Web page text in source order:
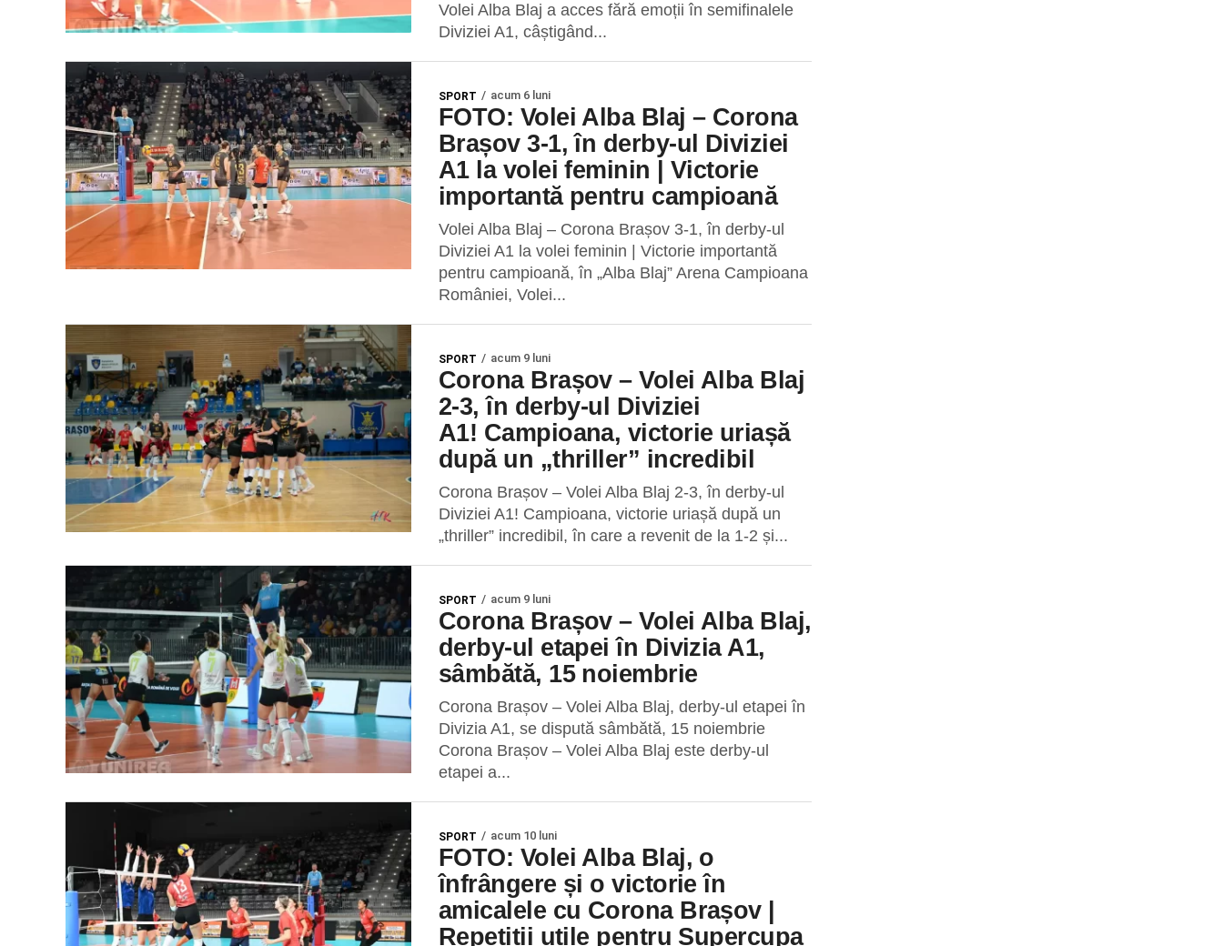
Volei Alba Blaj a acces fără emoții în semifinalele
Diviziei A1, câștigând...
SPORT acum 6 luni
FOTO: Volei Alba Blaj – Corona
Brașov 3-1, în derby-ul Diviziei
A1 la volei feminin | Victorie
importantă pentru campioană
Volei Alba Blaj – Corona Brașov 3-1, în derby-ul
Diviziei A1 la volei feminin | Victorie importantă
pentru campioană, în „Alba Blaj” Arena Campioana
României, Volei...
SPORT acum 9 luni
Corona Brașov – Volei Alba Blaj
2-3, în derby-ul Diviziei
A1! Campioana, victorie uriașă
după un „thriller” incredibil
Corona Brașov – Volei Alba Blaj 2-3, în derby-ul
Diviziei A1! Campioana, victorie uriașă după un
„thriller” incredibil, în care a revenit de la 1-2 și...
SPORT acum 9 luni
Corona Brașov – Volei Alba Blaj,
derby-ul etapei în Divizia A1,
sâmbătă, 15 noiembrie
Corona Brașov – Volei Alba Blaj, derby-ul etapei în
Divizia A1, se dispută sâmbătă, 15 noiembrie
Corona Brașov – Volei Alba Blaj este derby-ul
etapei a...
SPORT acum 10 luni
FOTO: Volei Alba Blaj, o
înfrângere și o victorie în
amicalele cu Corona Brașov |
Repetiții utile pentru Supercupa